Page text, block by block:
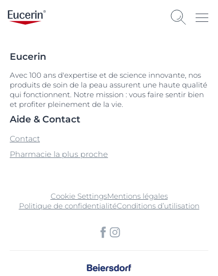
Eucerin
Avec 100 ans d'expertise et de science innovante, nos
produits de soin de la peau assurent une haute qualité
qui fonctionnent. Notre mission : vous faire sentir bien
et profiter pleinement de la vie.
Aide & Contact
Contact
Pharmacie la plus proche
Cookie SettingsMentions légales
Politique de confidentialitéConditions d’utilisation